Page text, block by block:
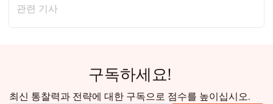
관련 기사
구독하세요!
최신 통찰력과 전략에 대한 구독으로 점수를 높이십시오.